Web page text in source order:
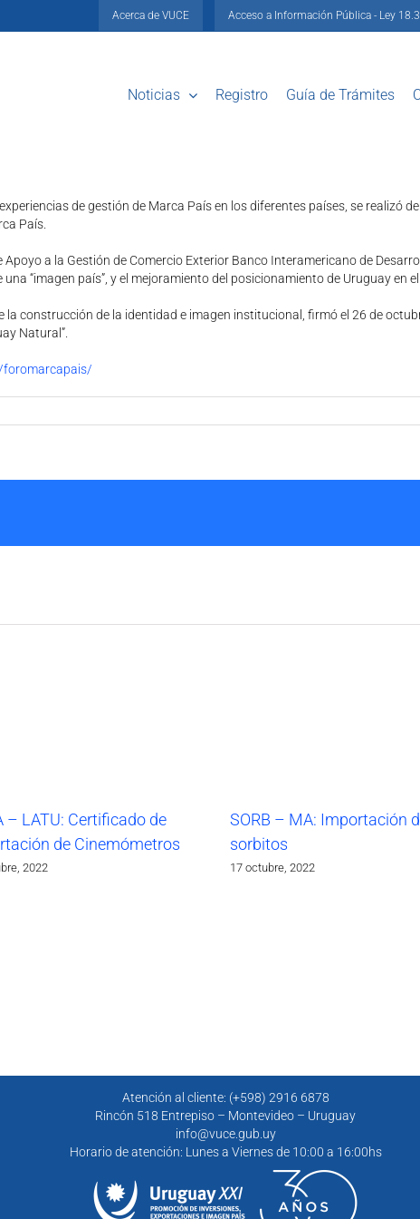
Acerca de VUCE Acceso a Información Pública - Ley
Noticias Registro Guía de Trámites
de gestión de Marca País en los diferentes países, se realizó
País.
a la Gestión de Comercio Exterior Banco Interamericano de
“imagen país”, y el mejoramiento del posicionamiento de Uruguay en el
la construcción de la identidad e imagen institucional, firmó el 26 de
Natural”.
foromarcapais/
– LATU: Certificado de
de Cinemómetros
2022
SORB – MA: Importación
sorbitos
17 octubre, 2022
Atención al cliente: (+598) 2916 6878
Rincón 518 Entrepiso – Montevideo – Uruguay
info@vuce.gub.uy
Horario de atención: Lunes a Viernes de 10:00 a 16:00hs